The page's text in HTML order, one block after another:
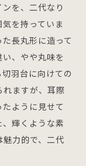
を、二代なり
を持っていま
長丸形に造って
、やや丸味を
羽台に向けての
ますが、耳際
ように見せて
輝くような素
力的で、二代